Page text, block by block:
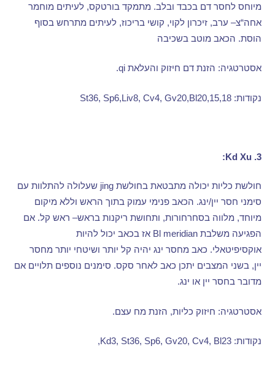
מיוחס לחסר דם בכבד ובלב. מתמקד בורטקס,לעיתים מוחמר
אחה“צ– ערב,זיכרון לקוי, קושי בריכוז,לעיתים מתרחש בסוף
הוסת. הכאב מוטב בשכיבה
אסטרטגיה: הזנת דם חיזוק והעלאתqi.
נקודות: St36, Sp6,Liv8, Cv4, Gv20,Bl20,15,18
3. Kd Xu:
חולשת כליות יכולה מתבטאת בחולשתjing שעלולה להתלוות עם
סימני חסר יין/ינג. הכאב פנימי עמוק בתוך הראש וללא מיקום
מיוחד, מלווה בסחרחורות, ותחושת ריקנות בראש– ראש קל.אם
הפגיעה משלבתBl meridian אז בכאב יכול להיות
אוקסיפיטאלי. כאב מחסר ינג יהיה קל יותר ושיטחי יותר מחסר
יין, בשני המצבים יתכן כאב לאחר סקס. סימנים נוספים תלויים אם
מדובר בחסר יין או ינג.
אסטרטגיה: חיזוק כליות, הזנת מח עצם.
נקודות: Kd3, St36, Sp6, Gv20, Cv4, Bl23,